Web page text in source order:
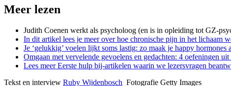
Meer lezen
Judith Coenen werkt als psycholoog (en is in opleiding tot GZ-
In dit artikel lees je meer over hoe chronische pijn in het lichaam
Je ‘gelukkig’ voelen lijkt soms lastig: zo maak je happy hormones
Omgaan met vervelende gevoelens en gedachten: 4 oefeningen
Lees meer Eerste hulp bij-artikelen waarin we lezersvragen
Tekst en interview Ruby Wijdenbosch Fotografie Getty Images